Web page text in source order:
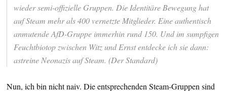
wieder semi-offizielle Gruppen. Die Identitäre Bewegung hat
auf Steam mehr als 400 vernetzte Mitglieder. Eine authentisch
anmutende AfD-Gruppe immerhin rund 150. Und im sumpfigen
Feuchtbiotop zwischen Witz und Ernst entdecke ich sie dann:
astreine Neonazis auf Steam. (Der Standard)
Nun, ich bin nicht naiv. Die entsprechenden Steam-Gruppen sind